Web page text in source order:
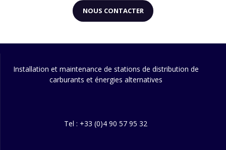
NOUS CONTACTER
Installation et maintenance de stations de distribution de
carburants et énergies alternatives
Tel : +33 (0)4 90 57 95 32